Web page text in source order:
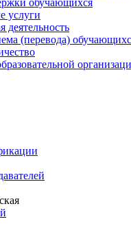
услуги
деятельность
(перевода)